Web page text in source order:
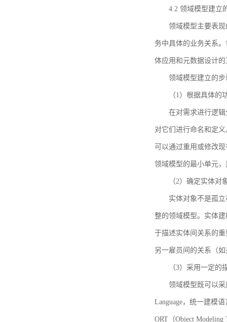
4.2 领域模型建立
领域模型主要表
务中具体的业务关系
体应用和元数据设计
领域模型建立的
（1）根据具体
在对需求进行逻
对它们进行命名和定
可以通过重用或修改
领域模型的最小单元
（2）确定实体
实体对象不是孤
整的领域模型。实体
于描述实体间关系的
另一雇员间的关系（
（3）采用一定
领域模型既可以
Language，统一建模
ORT（Object